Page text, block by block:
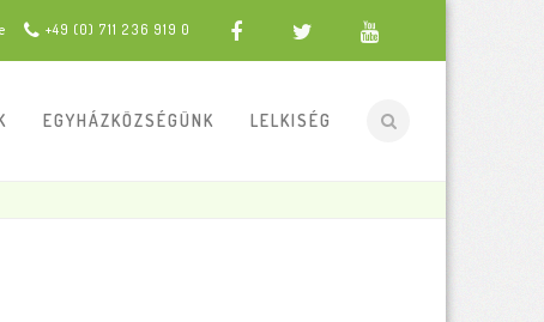
+49 (0) 711 236 919 0
EGYHÁZKÖZSÉGÜNK LELKISÉG